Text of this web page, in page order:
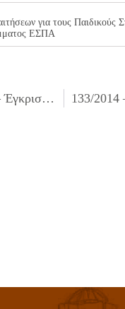
για τους Παιδικούς
ΕΣΠΑ
131/2014 – Έγκριση πίστωσης και τεχνικών προδιαγραφών που αφορά την εργασία «Τεστ επαγγελματικού προσανατολισμού»